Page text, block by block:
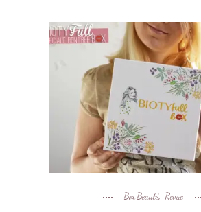
Box Beauté, Revue